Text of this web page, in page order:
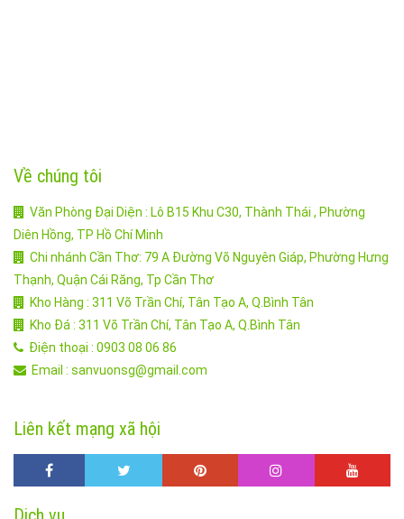
Về chúng tôi
Văn Phòng Đại Diện : Lô B15 Khu C30, Thành Thái , Phường
Diên Hồng, TP Hồ Chí Minh
Chi nhánh Cần Thơ: 79 A Đường Võ Nguyên Giáp, Phường Hưng
Thạnh, Quận Cái Răng, Tp Cần Thơ
Kho Hàng : 311 Võ Trần Chí, Tân Tạo A, Q.Bình Tân
Kho Đá : 311 Võ Trần Chí, Tân Tạo A, Q.Bình Tân
Điện thoại : 0903 08 06 86
Email : sanvuonsg@gmail.com
Liên kết mạng xã hội